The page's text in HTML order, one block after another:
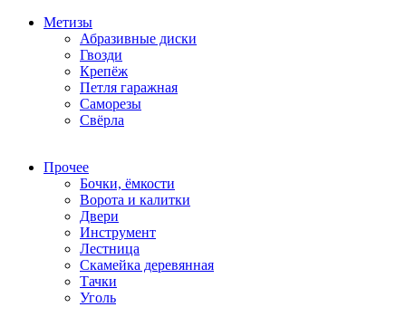
Метизы
Абразивные диски
Гвозди
Крепёж
Петля гаражная
Саморезы
Свёрла
Прочее
Бочки, ёмкости
Ворота и калитки
Двери
Инструмент
Лестница
Скамейка деревянная
Тачки
Уголь